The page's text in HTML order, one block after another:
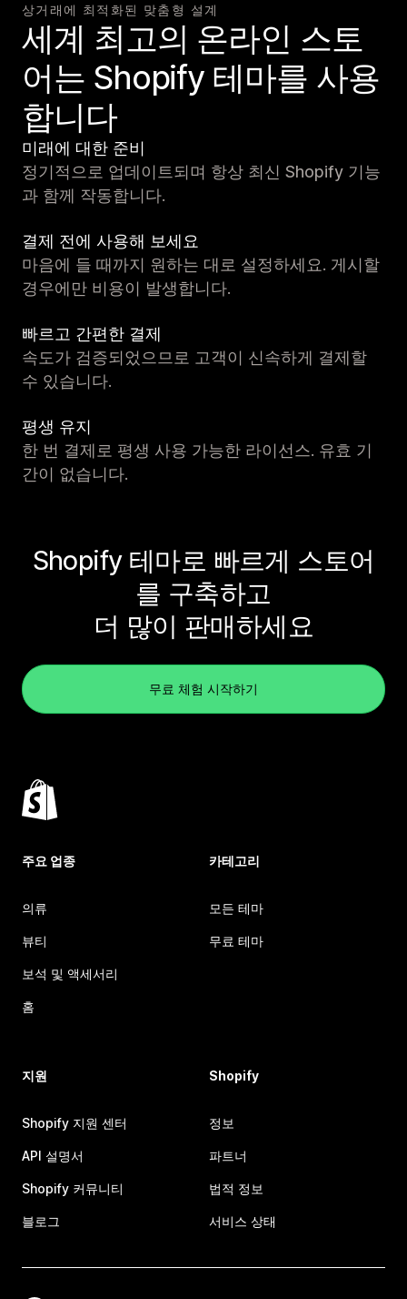
상거래에 최적화된 맞춤형 설계
세계 최고의 온라인 스토
어는 Shopify 테마를 사용
합니다
미래에 대한 준비
정기적으로 업데이트되며 항상 최신 Shopify 기능
과 함께 작동합니다.
결제 전에 사용해 보세요
마음에 들 때까지 원하는 대로 설정하세요. 게시할
경우에만 비용이 발생합니다.
빠르고 간편한 결제
속도가 검증되었으므로 고객이 신속하게 결제할
수 있습니다.
평생 유지
한 번 결제로 평생 사용 가능한 라이선스. 유효 기
간이 없습니다.
Shopify 테마로 빠르게 스토어
를 구축하고
더 많이 판매하세요
무료 체험 시작하기
주요 업종
의류
뷰티
보석 및 액세서리
홈
카테고리
모든 테마
무료 테마
지원
Shopify 지원 센터
API 설명서
Shopify 커뮤니티
블로그
Shopify
정보
파트너
법적 정보
서비스 상태